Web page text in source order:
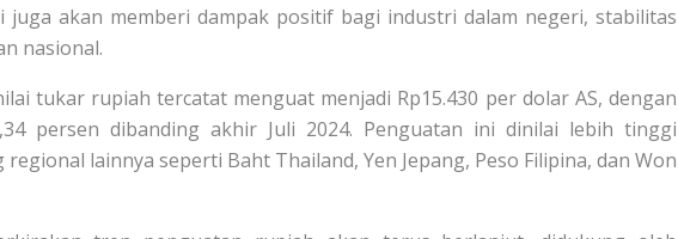
juga akan memberi dampak positif bagi industri dalam negeri, stabilitas
nasional.
tukar rupiah tercatat menguat menjadi Rp15.430 per dolar AS, dengan
persen dibanding akhir Juli 2024. Penguatan ini dinilai lebih tinggi
lainnya seperti Baht Thailand, Yen Jepang, Peso Filipina, dan Won